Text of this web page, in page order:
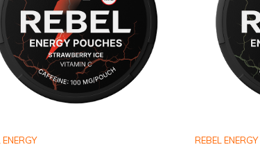
ENERGY REBEL ENERGY